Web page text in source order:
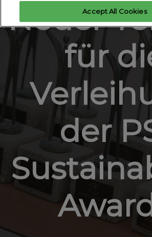
Neuer
für
der
Accept All Cookies